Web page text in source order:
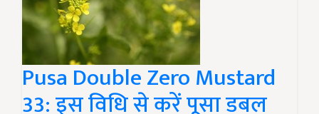
Pusa Double Zero Mustard
33: इस विधि से करें पूसा डबल